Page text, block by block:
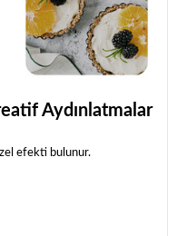
Aydınlatmalar
efekti bulunur.